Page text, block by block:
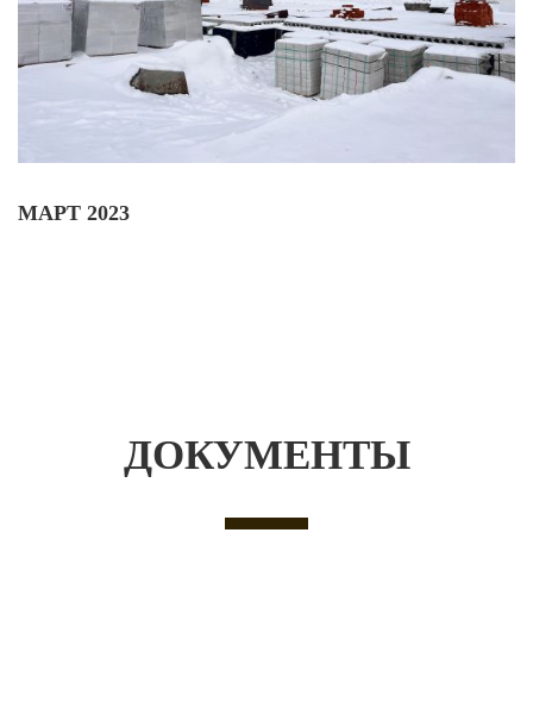
МАРТ 2023
ДОКУМЕНТЫ